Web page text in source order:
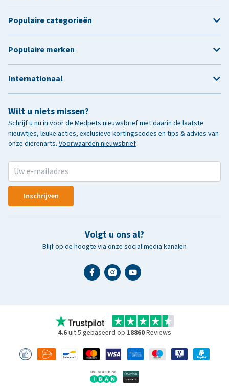
Wilt u niets missen?
Schrijf u nu in voor de Medpets nieuwsbrief met daarin de laatste
nieuwtjes, leuke acties, exclusieve kortingscodes en tips & advies van
onze dierenarts. Voorwaarden nieuwsbrief
Inschrijven
Volgt u ons al?
Blijf op de hoogte via onze social media kanalen
Populaire categorieën
Populaire merken
Internationaal
4.6uit 5 gebaseerd op 18860Reviews